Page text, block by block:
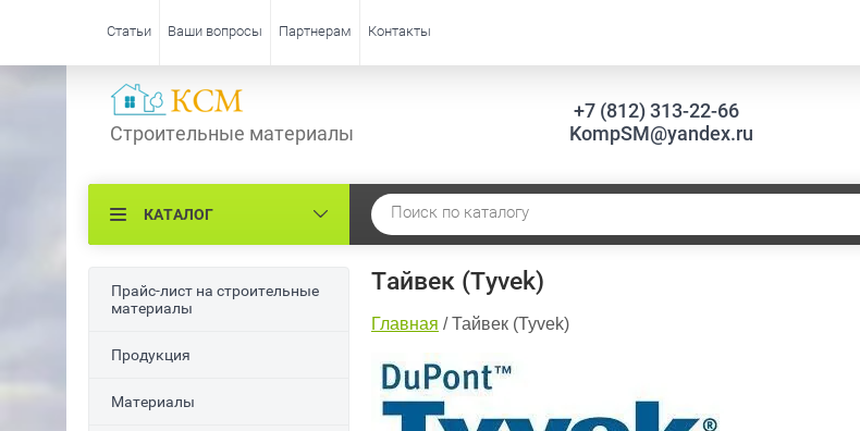
Статьи Ваши вопросы Партнерам Контакты
Строительные материалы
+7 (812) 313-22-66
KompSM@yandex.ru
КАТАЛОГ
Прайс-лист на строительные
материалы
Продукция
Материалы
Тайвек (Tyvek)
Главная /Тайвек (Tyvek)